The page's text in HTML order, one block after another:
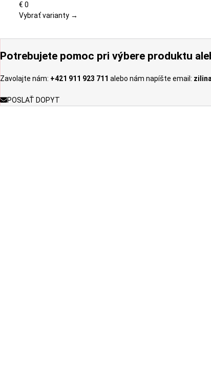
Možnosti
na
produktu.
€ 0
Vybrať varianty →
Potrebujete pomoc pri výbere produktu
Zavolajte nám: +421 911 923 711 alebo nám napíšte email:
POSLAŤ DOPYT